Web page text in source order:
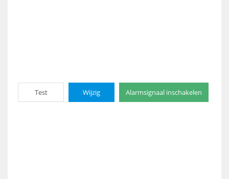
Test Wijzig Alarmsignaal inschakelen